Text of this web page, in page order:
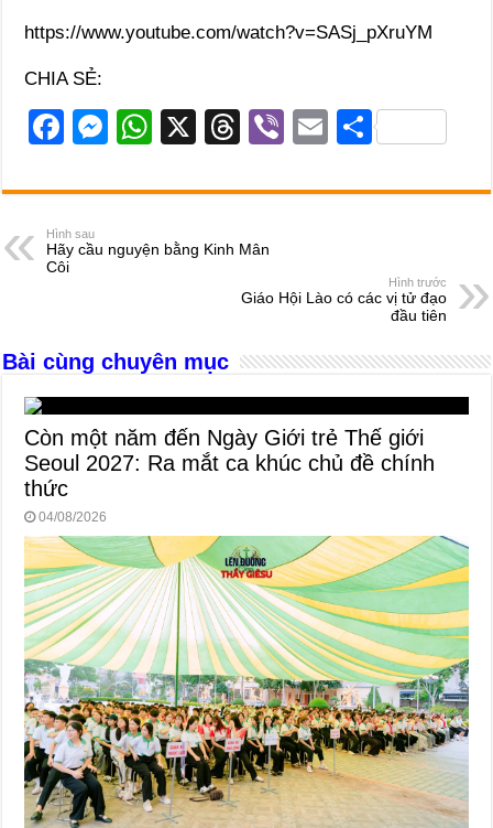
https://www.youtube.com/watch?v=SASj_pXruYM
CHIA SẺ:
F
c
e
b
k
M
ss
n
W
at
A
X
T
e
d
s
Vi
er
E
ail
S
ar
Hình sau
Hãy cầu nguyện bằng Kinh Mân
Côi
Hình trước
Giáo Hội Lào có các vị tử đạo
đầu tiên
Bài cùng chuyên mục
Còn một năm đến Ngày Giới trẻ Thế giới
Seoul 2027: Ra mắt ca khúc chủ đề chính
thức
04/08/2026